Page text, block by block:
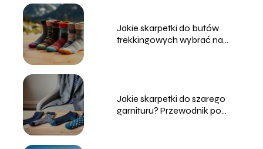
Jakie skarpetki do butów
trekkingowych wybrać na
Jakie skarpetki do szarego
garnituru? Przewodnik po